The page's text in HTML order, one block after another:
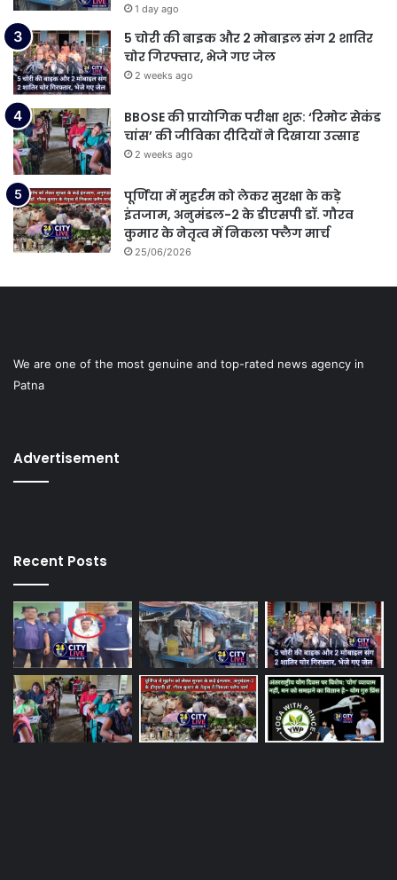
1 day ago
5 चोरी की बाइक और 2 मोबाइल संग 2 शातिर
चोर गिरफ्तार, भेजे गए जेल
2 weeks ago
BBOSE की प्रायोगिक परीक्षा शुरू: ‘रिमोट सेकंड
चांस’ की जीविका दीदियों ने दिखाया उत्साह
2 weeks ago
पूर्णिया में मुहर्रम को लेकर सुरक्षा के कड़े
इंतजाम, अनुमंडल-2 के डीएसपी डॉ. गौरव
कुमार के नेतृत्व में निकला फ्लैग मार्च
25/06/2026
We are one of the most genuine and top-rated news agency in
Patna
Advertisement
Recent Posts